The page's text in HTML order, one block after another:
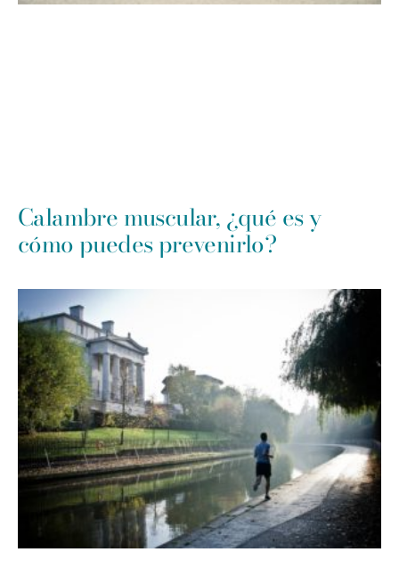
Calambre muscular, ¿qué es y
cómo puedes prevenirlo?